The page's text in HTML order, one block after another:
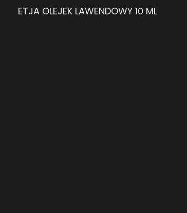
ETJA OLEJEK LAWENDOWY 10 ML